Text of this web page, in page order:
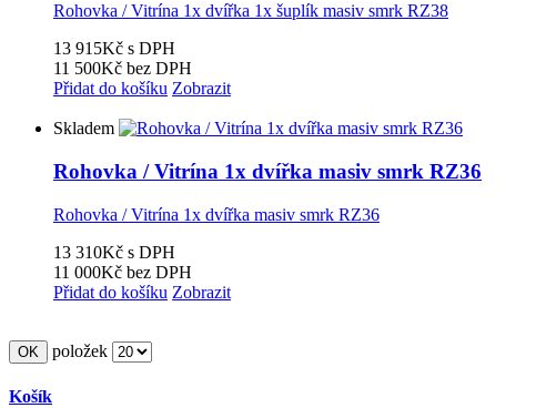
Rohovka / Vitrína 1x dvířka 1x šuplík masiv smrk RZ38
13 915Kč s DPH
11 500Kč bez DPH
Přidat do košíku Zobrazit
Skladem
Rohovka / Vitrína 1x dvířka masiv smrk RZ36
Rohovka / Vitrína 1x dvířka masiv smrk RZ36
13 310Kč s DPH
11 000Kč bez DPH
Přidat do košíku Zobrazit
položek
Košík